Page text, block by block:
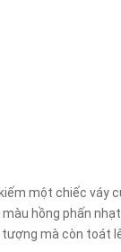
một chiếc váy
hồng phấn
tượng mà còn toát